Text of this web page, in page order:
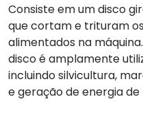
Consiste em um disco
que cortam e trituram
alimentados na
disco é amplamente
incluindo silvicultura,
e geração de energia de